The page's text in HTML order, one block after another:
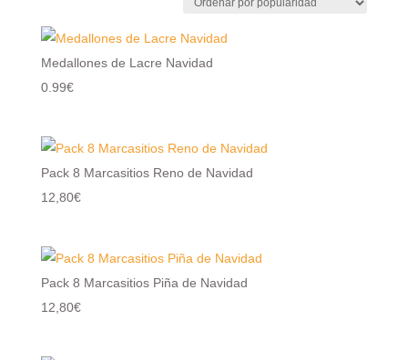
popularidad
Medallones de Lacre Navidad
0.99€
Pack 8 Marcasitios Reno de Navidad
12,80€
Pack 8 Marcasitios Piña de Navidad
12,80€